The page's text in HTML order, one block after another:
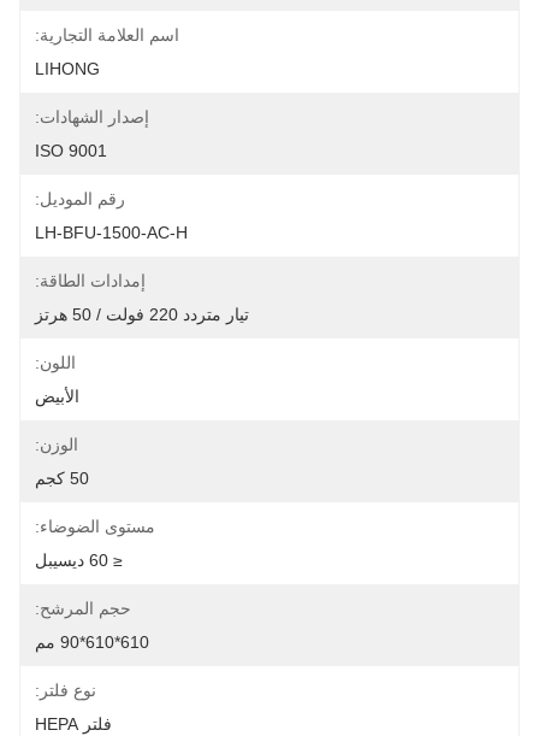
اسم العلامة التجارية:
LIHONG
إصدار الشهادات:
ISO 9001
رقم الموديل:
LH-BFU-1500-AC-H
إمدادات الطاقة:
تيار متردد 220 فولت / 50 هرتز
اللون:
الأبيض
الوزن:
50 كجم
مستوى الضوضاء:
≤ 60 ديسيبل
حجم المرشح:
610*610*90 مم
نوع فلتر:
فلتر HEPA